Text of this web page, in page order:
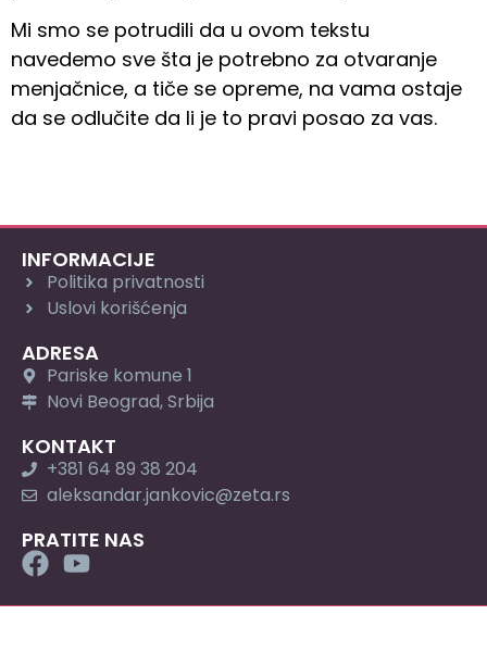
Mi smo se potrudili da u ovom tekstu
navedemo sve šta je potrebno za otvaranje
menjačnice, a tiče se opreme, na vama ostaje
da se odlučite da li je to pravi posao za vas.
INFORMACIJE
Politika privatnosti
Uslovi korišćenja
ADRESA
Pariske komune 1
Novi Beograd, Srbija
KONTAKT
+381 64 89 38 204
aleksandar.jankovic@zeta.rs
PRATITE NAS